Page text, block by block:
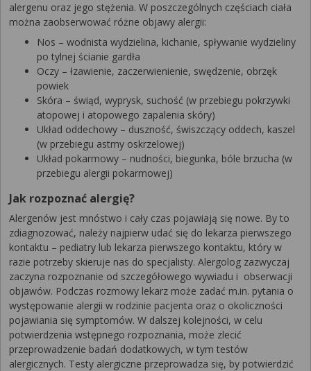
alergenu oraz jego stężenia. W poszczególnych częściach ciała
można zaobserwować różne objawy alergii:
Nos – wodnista wydzielina, kichanie, spływanie wydzieliny
po tylnej ścianie gardła
Oczy – łzawienie, zaczerwienienie, swędzenie, obrzęk
powiek
Skóra – świąd, wyprysk, suchość (w przebiegu pokrzywki
atopowej i atopowego zapalenia skóry)
Układ oddechowy – duszność, świszczący oddech, kaszel
(w przebiegu astmy oskrzelowej)
Układ pokarmowy – nudności, biegunka, bóle brzucha (w
przebiegu alergii pokarmowej)
Jak rozpoznać alergię?
Alergenów jest mnóstwo i cały czas pojawiają się nowe. By to
zdiagnozować, należy najpierw udać się do lekarza pierwszego
kontaktu – pediatry lub lekarza pierwszego kontaktu, który w
razie potrzeby skieruje nas do specjalisty. Alergolog zazwyczaj
zaczyna rozpoznanie od szczegółowego wywiadu i obserwacji
objawów. Podczas rozmowy lekarz może zadać m.in. pytania o
występowanie alergii w rodzinie pacjenta oraz o okoliczności
pojawiania się symptomów. W dalszej kolejności, w celu
potwierdzenia wstępnego rozpoznania, może zlecić
przeprowadzenie badań dodatkowych, w tym testów
alergicznych. Testy alergiczne przeprowadza się, by potwierdzić